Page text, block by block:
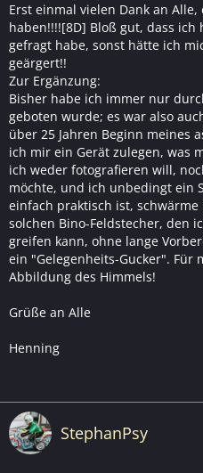
Erst einmal vielen Dank an
haben!!!![8D] Bloß gut, dass
gefragt habe, sonst hätte ich
geärgert!!
Zur Ergänzung:
Bisher habe ich immer nur
geboten wurde; es war also
über 25 Jahren Beginn meines
ich mir ein Gerät zulegen, was
ich weder fotografieren will,
möchte, und ich unbedingt ein
einfach praktisch ist,
solchen Bino-Feldstecher, den
greifen kann, ohne lange
ein "Gelegenheits-Gucker".
Abbildung des Himmels!
Grüße an Alle
Henning
StephanPsy